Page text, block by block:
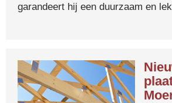
garandeert hij een duurzaam en